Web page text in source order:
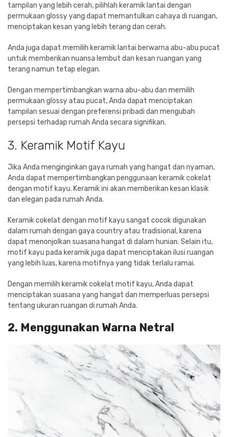
tampilan yang lebih cerah, pilihlah keramik lantai dengan
permukaan glossy yang dapat memantulkan cahaya di ruangan,
menciptakan kesan yang lebih terang dan cerah.
Anda juga dapat memilih keramik lantai berwarna abu-abu pucat
untuk memberikan nuansa lembut dan kesan ruangan yang
terang namun tetap elegan.
Dengan mempertimbangkan warna abu-abu dan memilih
permukaan glossy atau pucat, Anda dapat menciptakan
tampilan sesuai dengan preferensi pribadi dan mengubah
persepsi terhadap rumah Anda secara signifikan.
3. Keramik Motif Kayu
Jika Anda menginginkan gaya rumah yang hangat dan nyaman,
Anda dapat mempertimbangkan penggunaan keramik cokelat
dengan motif kayu. Keramik ini akan memberikan kesan klasik
dan elegan pada rumah Anda.
Keramik cokelat dengan motif kayu sangat cocok digunakan
dalam rumah dengan gaya country atau tradisional, karena
dapat menonjolkan suasana hangat di dalam hunian. Selain itu,
motif kayu pada keramik juga dapat menciptakan ilusi ruangan
yang lebih luas, karena motifnya yang tidak terlalu ramai.
Dengan memilih keramik cokelat motif kayu, Anda dapat
menciptakan suasana yang hangat dan memperluas persepsi
tentang ukuran ruangan di rumah Anda.
2. Menggunakan Warna Netral